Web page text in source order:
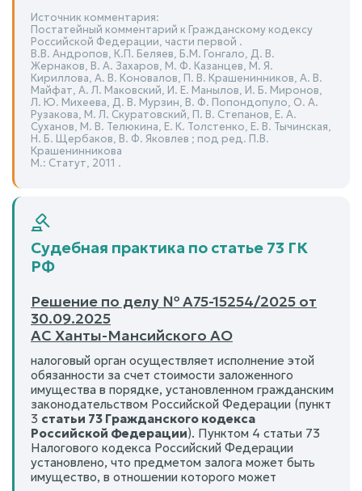
Источник комментария:
Постатейный комментарий к Гражданскому кодексу
Российской Федерации, части первой .
В.В. Андропов, К.П. Беляев, Б.М. Гонгало, Д. В.
Жернаков, В. А. Захаров, М. Ф. Казанцев, М. Я.
Кириллова, А. В. Коновалов, П. В. Крашенинников, А. В.
Майфат, А. Л. Маковский, И. Е. Манылов, И. Б. Миронов,
Л. Ю. Михеева, Д. В. Мурзин, В. Ф. Попондопуло, О. А.
Рузакова, М. Л. Скуратовский, П. В. Степанов, Е. А.
Суханов, М. В. Телюкина, Е. К. Толстенко, Е. В. Тычинская,
Н. Б. Щербаков, В. Ф. Яковлев ; под ред. П.В.
Крашенинникова
М.: Статут, 2011 .
Судебная практика по статье 73 ГК
РФ
Решение по делу № А75-15254/2025 от
30.09.2025
АС Ханты-Мансийского АО
налоговый орган осуществляет исполнение этой
обязанности за счет стоимости заложенного
имущества в порядке, установленном гражданским
законодательством Российской Федерации (пункт
3 статьи 73 Гражданского кодекса
Российской Федерации). Пунктом 4 статьи 73
Налогового кодекса Российский Федерации
установлено, что предметом залога может быть
имущество, в отношении которого может